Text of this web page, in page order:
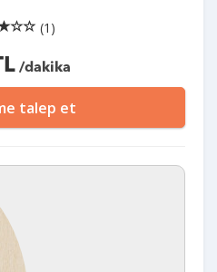
(1)
/dakika
talep et